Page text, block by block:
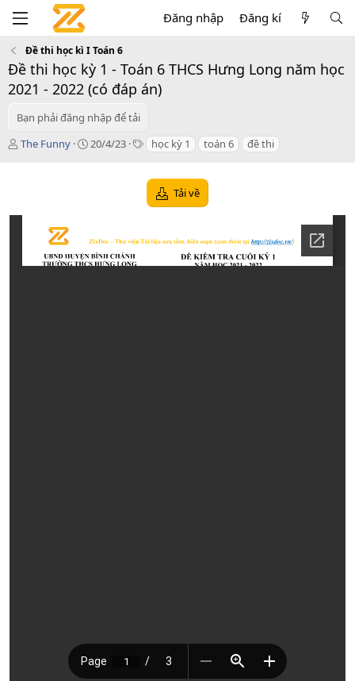
Đăng nhập Đăng kí
Đề thi học kì I Toán 6
Đề thi học kỳ 1 - Toán 6 THCS Hưng Long năm học
2021 - 2022 (có đáp án)
Bạn phải đăng nhập để tải
T
ả
The Funny
C
n
d
20/4/23
T
s
học kỳ 1 toán 6 đề thi
Tải về